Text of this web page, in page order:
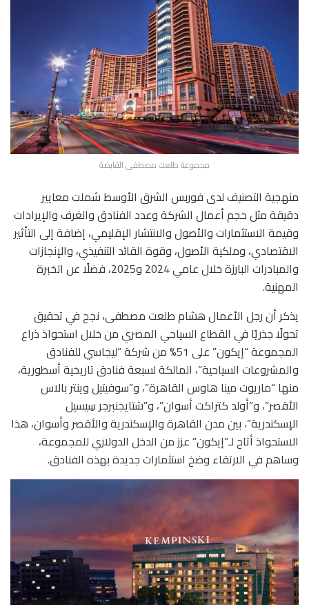
مجموعة طلعت مصطفى القابضة
منهجية التصنيف لدى فوربس الشرق الأوسط شملت معايير
دقيقة مثل حجم أعمال الشركة وعدد الفنادق والغرف والإيرادات
وقيمة الاستثمارات والأصول والانتشار الإقليمي، إضافة إلى التأثير
الاقتصادي، وملكية الأصول، وقوة القائد التنفيذي، والإنجازات
والمبادرات البارزة خلال عامي 2024 و2025، فضلًا عن الخبرة
المهنية.
يذكر أن رجل الأعمال هشام طلعت مصطفى، نجح في تحقيق
تحولًا جذريًا في القطاع السياحي المصري من خلال استحواذ ذراع
المجموعة “إيكون” على 51% من شركة “ليجاسي للفنادق
والمشروعات السياحية”، المالكة لسبعة فنادق تاريخية أسطورية،
منها “ماريوت مينا هاوس القاهرة”، و”سوفيتيل وينتر بالاس
الأقصر”، و”أولد كتراكت أسوان”، و”شتايجنبرجر سِيسيل
الإسكندرية”، بين مدن القاهرة والإسكندرية والأقصر وأسوان، هذا
الاستحواذ أتاح لـ”إيكون” عزز من الدخل الدولاري للمجموعة،
وساهم في الارتقاء وضخ استثمارات جديدة بهذه الفنادق.